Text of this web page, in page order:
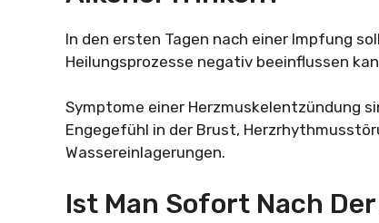
In den ersten Tagen nach einer Impfung
Heilungsprozesse negativ beeinflussen
Symptome einer Herzmuskelentzündung
Engegefühl in der Brust,
Wassereinlagerungen.
Ist Man Sofort Nach